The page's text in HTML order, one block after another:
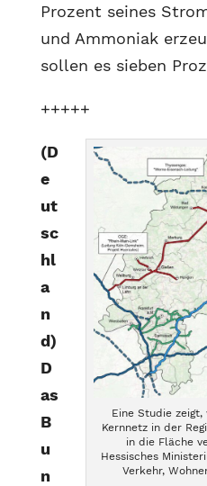
Prozent seines
und Ammoniak
sollen es sieben
+++++
Eine Studie
Kernnetz in der
in die Fläche
Hessisches
Verkehr,
(D
e
ut
sc
hl
a
n
d)
D
as
B
u
n